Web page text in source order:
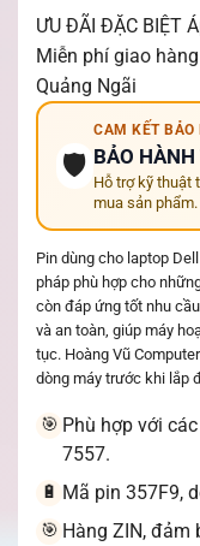
ƯU ĐÃI ĐẶC BIỆT
Miễn phí giao
Quảng Ngãi
🛡️
CAM KẾT BẢO
BẢO
Hỗ trợ kỹ thuật
mua sản phẩm.
Pin dùng cho laptop
pháp phù hợp cho
còn đáp ứng tốt nhu
và an toàn, giúp máy
tục. Hoàng Vũ
dòng máy trước khi lắp
🎯 Phù hợp với
7557.
🔋 Mã pin 357F9,
🎯 Hàng ZIN, đảm